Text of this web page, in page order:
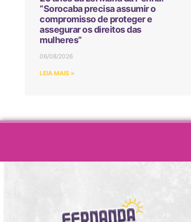
“Sorocaba precisa assumir o
compromisso de proteger e
assegurar os direitos das
mulheres”
06/08/2026
LEIA MAIS »